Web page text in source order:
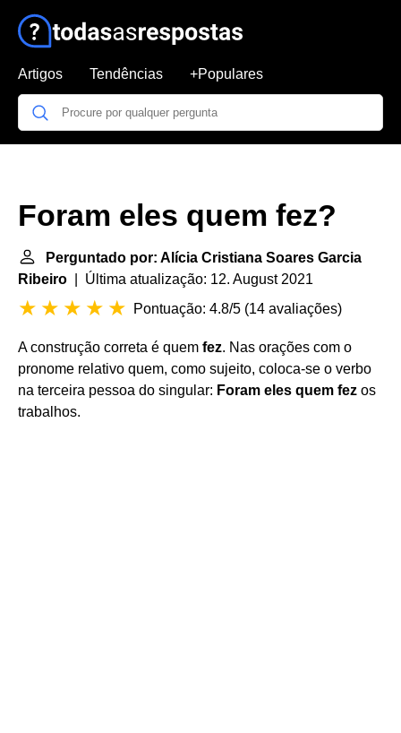
Artigos Tendências +Populares
Foram eles quem fez?
Perguntado por: Alícia Cristiana Soares Garcia
Ribeiro | Última atualização: 12. August 2021
Pontuação: 4.8/5 (14 avaliações)
A construção correta é quem fez. Nas orações com o
pronome relativo quem, como sujeito, coloca-se o verbo
na terceira pessoa do singular: Foram eles quem fez os
trabalhos.